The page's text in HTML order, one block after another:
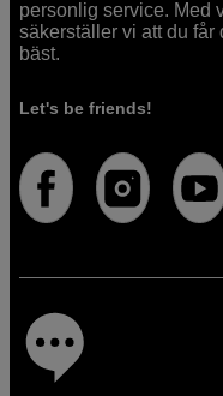
personlig service. Med
säkerställer vi att du får
bäst.
Let's be friends!